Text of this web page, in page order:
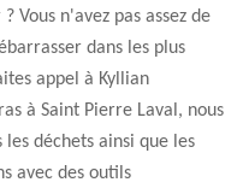
Vous n'avez pas assez de
dans les plus
appel à Kyllian
à Saint Pierre Laval, nous
déchets ainsi que les
avec des outils